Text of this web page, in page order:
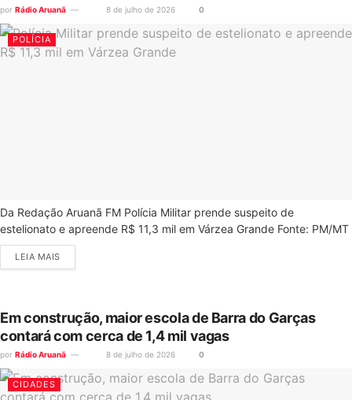
por Rádio Aruanã 8 de julho de 2026 0
POLÍCIA
Da Redação Aruanã FM Polícia Militar prende suspeito de
estelionato e apreende R$ 11,3 mil em Várzea Grande Fonte: PM/MT
LEIA MAIS
Em construção, maior escola de Barra do Garças
contará com cerca de 1,4 mil vagas
por Rádio Aruanã 8 de julho de 2026 0
CIDADES